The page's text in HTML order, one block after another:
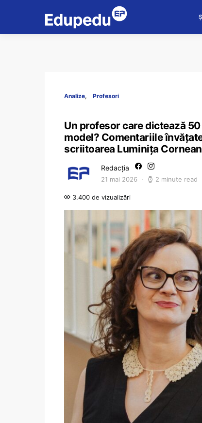
Analize Profesori
Un profesor care dictează
model? Comentariile
scriitoarea Luminița
Redacția
21 mai 2026 2 minute read
3.400 de vizualizări